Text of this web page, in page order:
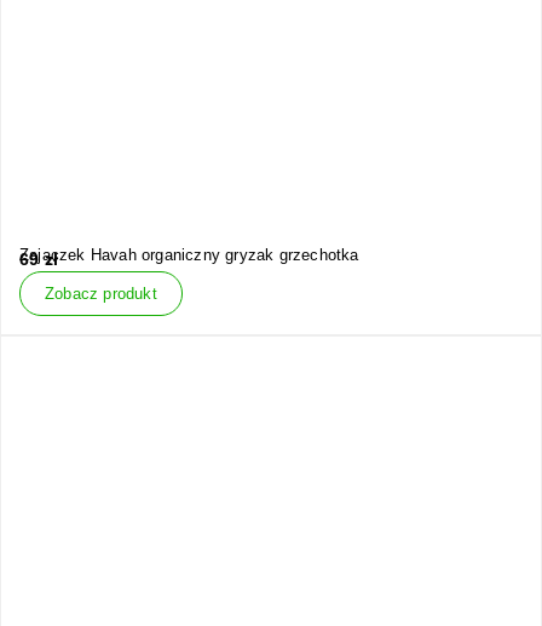
Zajączek Havah organiczny gryzak grzechotka
69zł
Zobacz produkt